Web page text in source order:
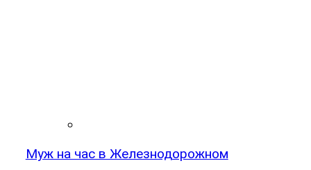
Муж на час в Железнодорожном